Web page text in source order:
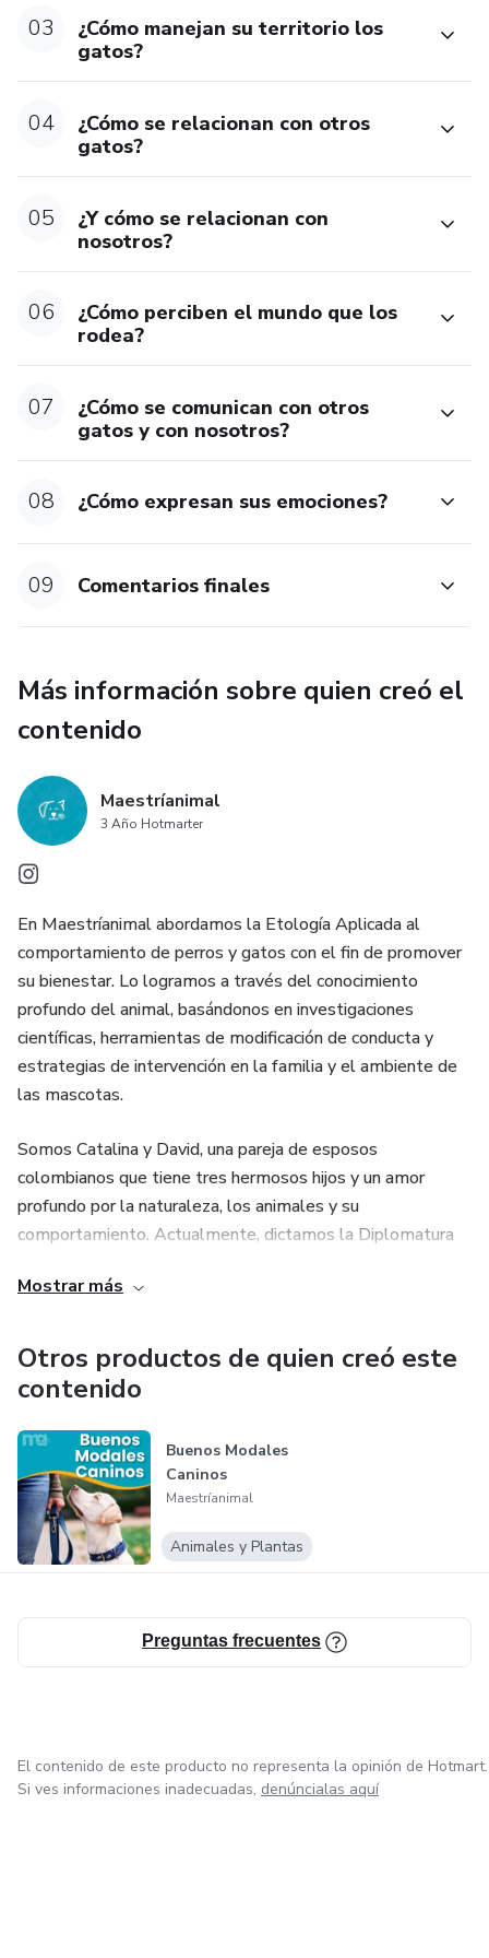
pertenecen los leones, los jaguares y otros grandes
- Comprenderás cuales son sus sistemas de comunicación.
- Reconocerás las emociones básicas de los gatos y cómo
emiten.
territorio.
- Te revelaremos los aspectos más profundos de su
conducta social, cómo establecen las relaciones, cómo
gestionan sus normas de convivencia, etc.
diferentes formas que tienen los gatos para relacionarse
con los humanos.
- Descubrirás cómo perciben el entorno a través de sus
órganos de los sentidos en comparación a cómo lo
03
¿Cómo manejan su territorio los
gatos?
04
¿Cómo se relacionan con otros
gatos?
05
¿Y cómo se relacionan con
nosotros?
06
¿Cómo perciben el mundo que los
rodea?
07
¿Cómo se comunican con otros
gatos y con nosotros?
08 ¿Cómo expresan sus emociones?
09 Comentarios finales
Más información sobre quien creó el
contenido
Maestríanimal
3 Año Hotmarter
En Maestríanimal abordamos la Etología Aplicada al
comportamiento de perros y gatos con el fin de promover
su bienestar. Lo logramos a través del conocimiento
profundo del animal, basándonos en investigaciones
científicas, herramientas de modificación de conducta y
estrategias de intervención en la familia y el ambiente de
las mascotas.
Somos Catalina y David, una pareja de esposos
colombianos que tiene tres hermosos hijos y un amor
profundo por la naturaleza, los animales y su
comportamiento. Actualmente, dictamos la Diplomatura
Etología de la Universidad CES.
Mostrar más
Otros productos de quien creó este
contenido
Buenos Modales
Caninos
Maestríanimal
Animales y Plantas
Preguntas frecuentes
El contenido de este producto no representa la opinión de Hotmart.
Si ves informaciones inadecuadas, denúncialas aquí